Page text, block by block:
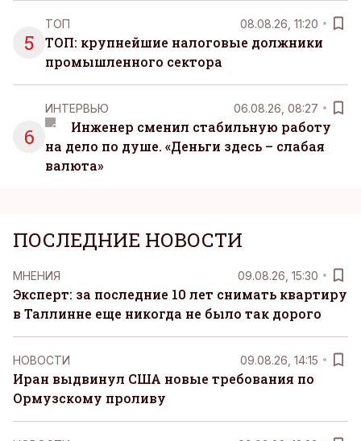
5
ТОП 08.08.26, 11:20
ТОП: крупнейшие налоговые должники
промышленного сектора
6
ИНТЕРВЬЮ 06.08.26, 08:27
Инженер сменил стабильную работу
на дело по душе. «Деньги здесь – слабая
валюта»
ПОСЛЕДНИЕ НОВОСТИ
MНЕНИЯ 09.08.26, 15:30
Эксперт: за последние 10 лет снимать квартиру
в Таллинне еще никогда не было так дорого
НОВОСТИ 09.08.26, 14:15
Иран выдвинул США новые требования по
Ормузскому проливу